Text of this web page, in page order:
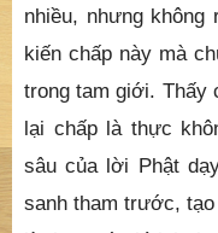
nhiều, nhưng không
kiến chấp này mà
trong tam giới. Thấy
lại chấp là thực
sâu của lời Phật
sanh tham trước,